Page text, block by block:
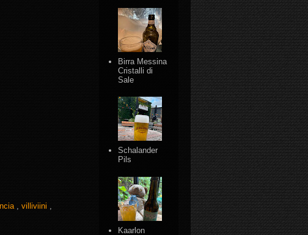
villiviini
Birra Messina
Cristalli di
Sale
Schalander
Pils
Kaarlon